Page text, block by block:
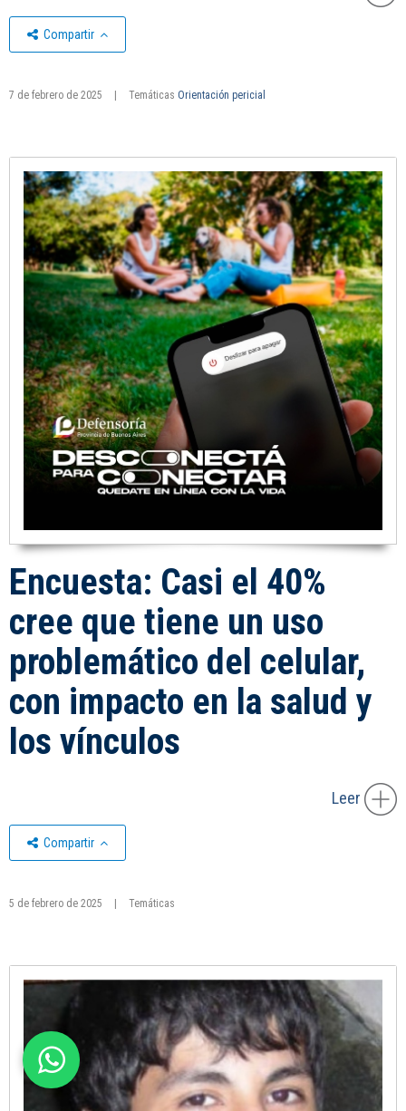
Compartir
7 de febrero de 2025 Temáticas Orientación pericial
Encuesta: Casi el 40%
cree que tiene un uso
problemático del celular,
con impacto en la salud y
los vínculos
Leer
Compartir
5 de febrero de 2025 Temáticas